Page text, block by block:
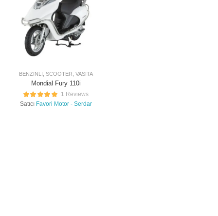
BENZINLI SCOOTER VASITA
Mondial Fury 110i
1 Reviews
Satıcı Favori Motor - Serdar